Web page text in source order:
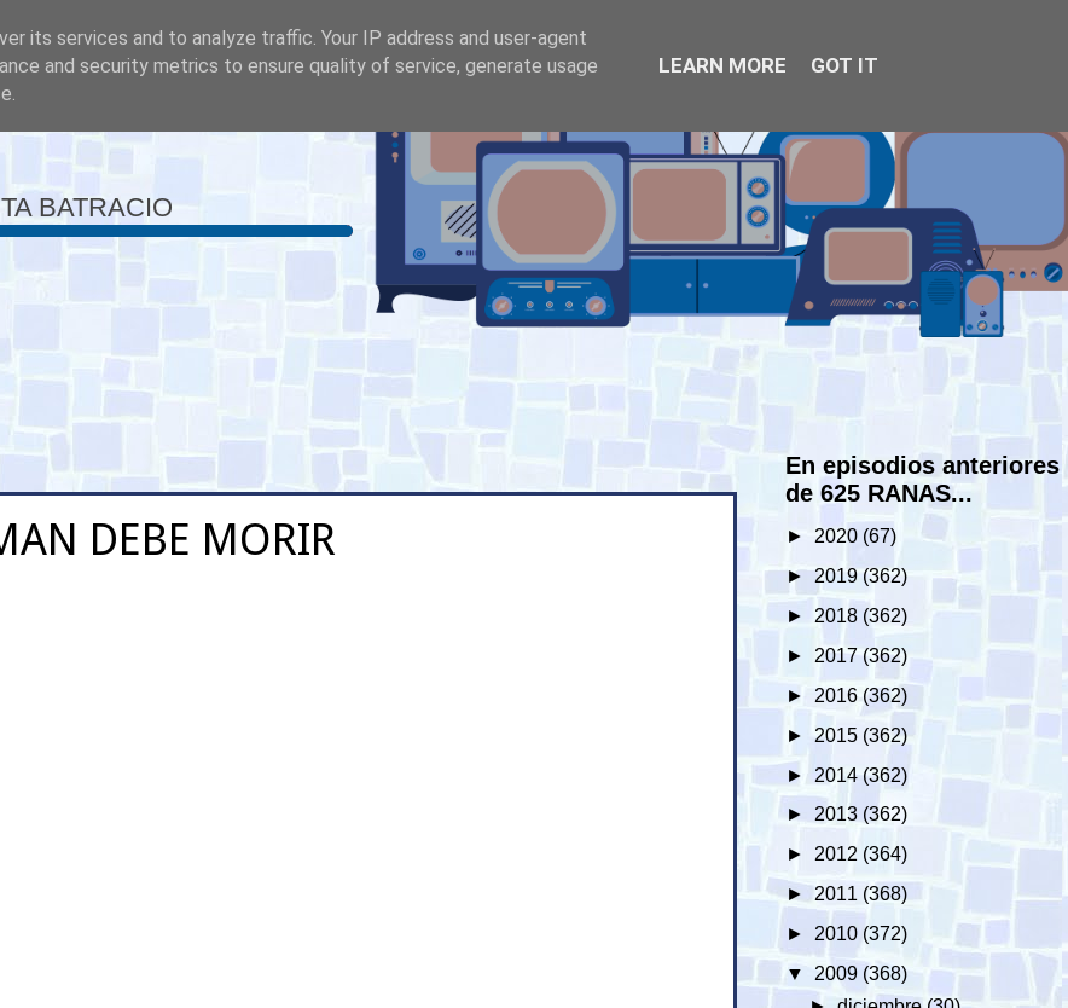
BATRACIO
DEBE MORIR
En episodios anteriores
de 625 RANAS...
► 2020 (67)
►2019 (362)
► 2018 (362)
► 2017 (362)
► 2016 (362)
► 2015 (362)
► 2014 (362)
► 2013 (362)
► 2012 (364)
► 2011 (368)
► 2010 (372)
▼ 2009 (368)
its services and to analyze traffic. Your IP address and user-agent
and security metrics to ensure quality of service, generate usage
LEARN MORE GOT IT